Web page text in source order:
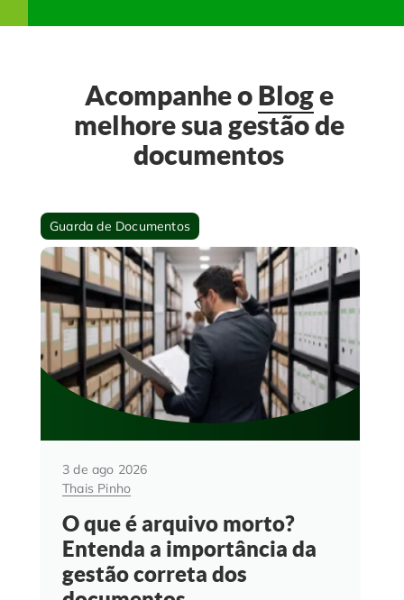
Acompanhe o Bloge
melhore sua gestão de
documentos
Guarda de Documentos
3 de ago 2026
Thais Pinho
O que é arquivo morto?
Entenda a importância da
gestão correta dos